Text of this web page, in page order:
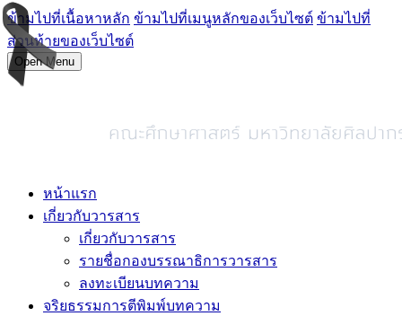
ข้ามไปที่เนื้อหาหลัก ข้ามไปที่เมนูหลักของเว็บไซต์ ข้ามไปที่
ส่วนท้ายของเว็บไซต์
Open Menu
หน้าแรก
เกี่ยวกับวารสาร
เกี่ยวกับวารสาร
รายชื่อกองบรรณาธิการวารสาร
ลงทะเบียนบทความ
จริยธรรมการตีพิมพ์บทความ